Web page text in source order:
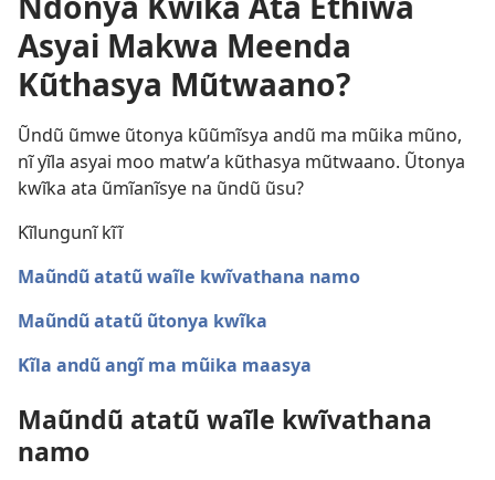
Asyai Makwa Meenda
Kũthasya Mũtwaano?
Ũndũ ũmwe ũtonya kũũmĩsya andũ ma mũika mũno,
nĩ yĩla asyai moo matwʼa kũthasya mũtwaano. Ũtonya
kwĩka ata ũmĩanĩsye na ũndũ ũsu?
Kĩlungunĩ kĩĩ
Maũndũ atatũ waĩle kwĩvathana namo
Maũndũ atatũ ũtonya kwĩka
Kĩla andũ angĩ ma mũika maasya
Maũndũ atatũ waĩle kwĩvathana
namo